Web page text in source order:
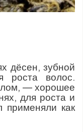
дёсен, зубной
роста волос.
— хорошее
для роста и
применяли как